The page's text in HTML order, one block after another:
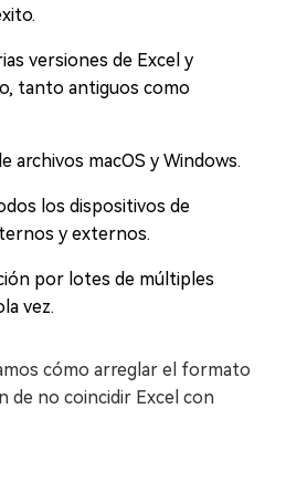
versiones de Excel y
tanto antiguos como
archivos macOS y Windows.
los dispositivos de
y externos.
por lotes de múltiples
vez.
cómo arreglar el formato
de no coincidir Excel con